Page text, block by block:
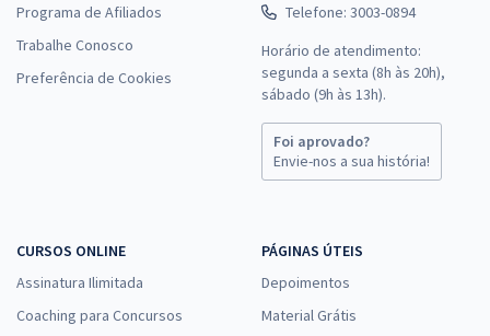
Programa de Afiliados
Trabalhe Conosco
Preferência de Cookies
Telefone: 3003-0894
Horário de atendimento:
segunda a sexta (8h às 20h),
sábado (9h às 13h).
Foi aprovado?
Envie-nos a sua história!
CURSOS ONLINE
Assinatura Ilimitada
Coaching para Concursos
PÁGINAS ÚTEIS
Depoimentos
Material Grátis